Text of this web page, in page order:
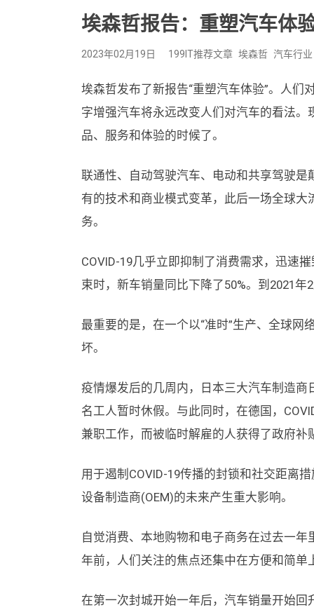
埃森哲报告：重塑汽车体
2023年02月19日 199IT推荐文章 埃森哲 汽车行业
埃森哲发布了新报告“重塑汽车体验”。人
字增强汽车将永远改变人们对汽车的看法
品、服务和体验的时候了。
联通性、自动驾驶汽车、电动和共享驾驶
有的技术和商业模式变革，此后一场全球
务。
COVID-19几乎立即抑制了消费需求，迅速
束时，新车销量同比下降了50%。到2021
最重要的是，在一个以“准时”生产、全球
坏。
疫情爆发后的几周内，日本三大汽车制造
名工人暂时休假。与此同时，在德国，
兼职工作，而被临时解雇的人获得了政府补
用于遏制COVID-19传播的封锁和社交距离
设备制造商(OEM)的未来产生重大影响。
自觉消费、本地购物和电子商务在过去一
年前，人们关注的焦点还集中在方便和简单
在第一次封城开始一年后，汽车销量开始